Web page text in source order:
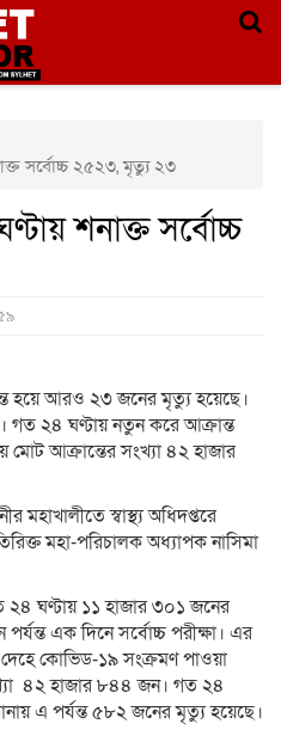
সর্বোচ্চ ২৫২৩, মৃত্যু ২৩
শনাক্ত সর্বোচ্চ
হয়ে আরও ২৩ জনের মৃত্যু হয়েছে।
গত ২৪ ঘণ্টায় নতুন করে আক্রান্ত
আক্রান্তের সংখ্যা ৪২ হাজার
স্বাস্থ্য অধিদপ্তরে
মহা-পরিচালক অধ্যাপক নাসিমা
২৪ ঘণ্টায় ১১ হাজার ৩০১ জনের
এক দিনে সর্বোচ্চ পরীক্ষা। এর
কোভিড-১৯ সংক্রমণ পাওয়া
৪২ হাজার ৮৪৪ জন। গত ২৪
এ পর্যন্ত ৫৮২ জনের মৃত্যু হয়েছে।